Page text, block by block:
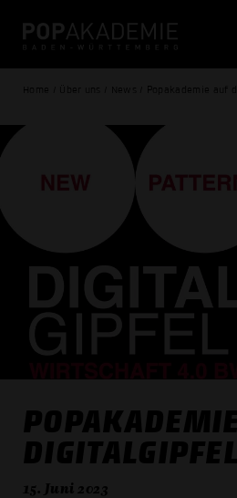
Home / Über uns / News / Popakademie auf
15. Juni 2023